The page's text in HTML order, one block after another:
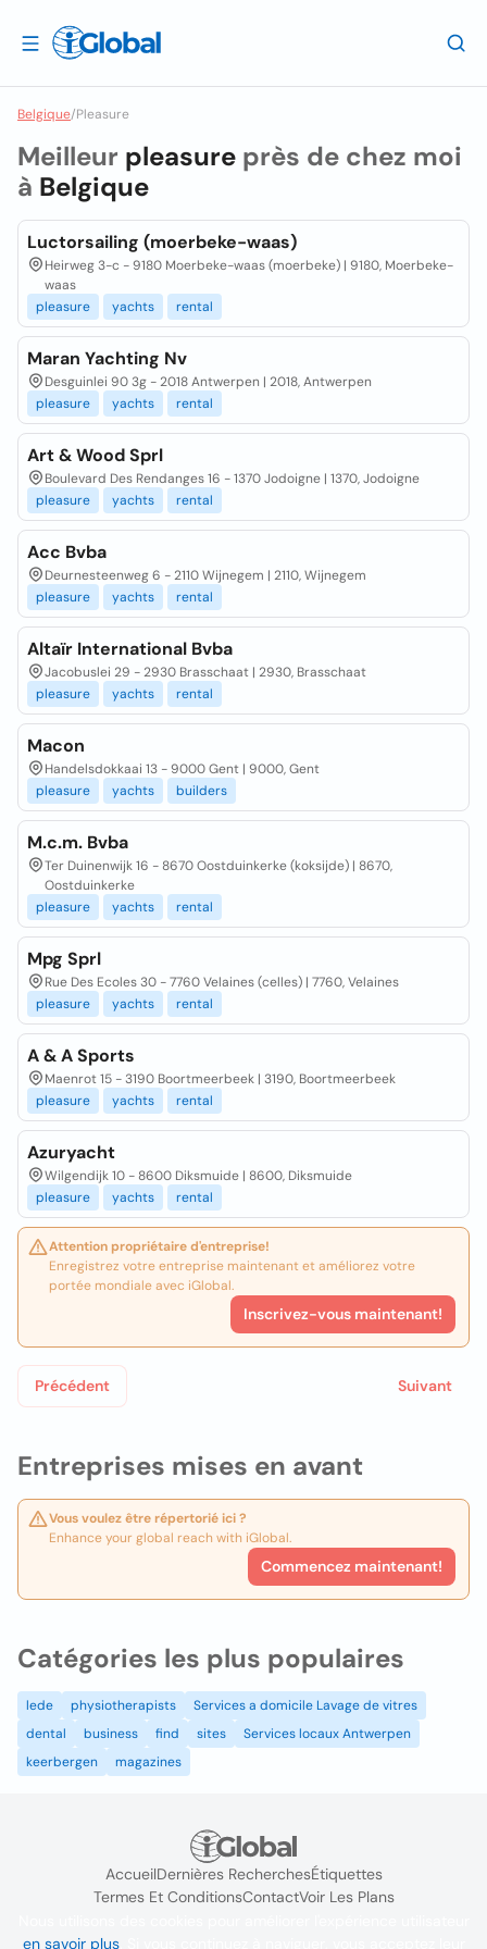
Belgique/Pleasure
Entreprises mises en avant
Vous voulez être répertorié ici ?
Enhance your global reach with iGlobal.
Commencez maintenant!
Meilleur pleasure près de chez moi
à Belgique
Luctorsailing (moerbeke-waas)
Heirweg 3-c - 9180 Moerbeke-waas (moerbeke) | 9180, Moerbeke-
waas
pleasure
yachts rental
Maran Yachting Nv
Desguinlei 90 3g - 2018 Antwerpen | 2018, Antwerpen
pleasure
yachts rental
Art & Wood Sprl
Boulevard Des Rendanges 16 - 1370 Jodoigne | 1370, Jodoigne
pleasure
yachts rental
Acc Bvba
Deurnesteenweg 6 - 2110 Wijnegem | 2110, Wijnegem
pleasure
yachts rental
Altaïr International Bvba
Jacobuslei 29 - 2930 Brasschaat | 2930, Brasschaat
pleasure
yachts rental
Macon
Handelsdokkaai 13 - 9000 Gent | 9000, Gent
pleasure
yachts builders
M.c.m. Bvba
Ter Duinenwijk 16 - 8670 Oostduinkerke (koksijde) | 8670,
Oostduinkerke
pleasure
yachts rental
Mpg Sprl
Rue Des Ecoles 30 - 7760 Velaines (celles) | 7760, Velaines
pleasure
yachts rental
A & A Sports
Maenrot 15 - 3190 Boortmeerbeek | 3190, Boortmeerbeek
pleasure
yachts rental
Azuryacht
Wilgendijk 10 - 8600 Diksmuide | 8600, Diksmuide
pleasure
yachts rental
Attention propriétaire d'entreprise!
Enregistrez votre entreprise maintenant et améliorez votre
portée mondiale avec iGlobal.
Inscrivez-vous maintenant!
Précédent Suivant
Catégories les plus populaires
lede physiotherapists
Services a domicile Lavage de vitres
dental
business find sites
Services locaux Antwerpen
keerbergen
magazines
AccueilDernières RecherchesÉtiquettes
Termes Et ConditionsContactVoir Les Plans
en savoir plus. Si vous continuez à naviguer, vous acceptez leur